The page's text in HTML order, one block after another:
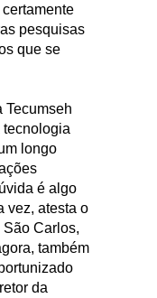
pesquisas
que se
Tecumseh
longo
é algo
vez, atesta o
Carlos,
também
da